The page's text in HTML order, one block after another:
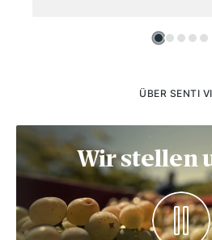
ÜBER SENTI
Wir stellen